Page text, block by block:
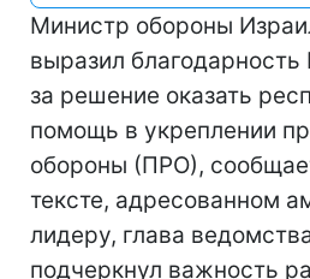
Министр обороны
выразил благодарность
за решение оказать
помощь в укреплении
обороны (ПРО),
тексте, адресованном
лидеру, глава
подчеркнул важность